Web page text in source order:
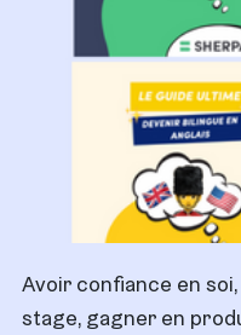
Avoir confiance en
stage, gagner en